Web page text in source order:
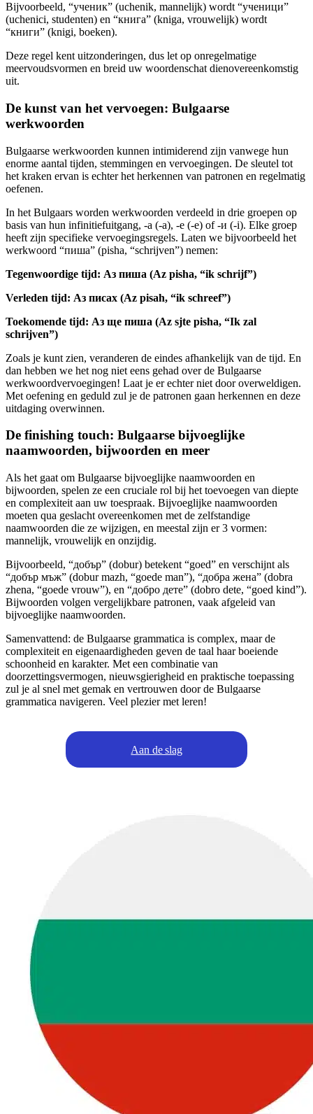
Bijvoorbeeld, “ученик” (uchenik, mannelijk) wordt “ученици”
(uchenici, studenten) en “книга” (kniga, vrouwelijk) wordt
“книги” (knigi, boeken).
Deze regel kent uitzonderingen, dus let op onregelmatige
meervoudsvormen en breid uw woordenschat dienovereenkomstig
uit.
De kunst van het vervoegen: Bulgaarse
werkwoorden
Bulgaarse werkwoorden kunnen intimiderend zijn vanwege hun
enorme aantal tijden, stemmingen en vervoegingen. De sleutel tot
het kraken ervan is echter het herkennen van patronen en regelmatig
oefenen.
In het Bulgaars worden werkwoorden verdeeld in drie groepen op
basis van hun infinitiefuitgang, -а (-a), -е (-е) of -и (-i). Elke groep
heeft zijn specifieke vervoegingsregels. Laten we bijvoorbeeld het
werkwoord “пиша” (pisha, “schrijven”) nemen:
Tegenwoordige tijd: Аз пиша (Az pisha, “ik schrijf”)
Verleden tijd: Аз писах (Az pisah, “ik schreef”)
Toekomende tijd: Аз ще пиша (Az sjte pisha, “Ik zal
schrijven”)
Zoals je kunt zien, veranderen de eindes afhankelijk van de tijd. En
dan hebben we het nog niet eens gehad over de Bulgaarse
werkwoordvervoegingen! Laat je er echter niet door overweldigen.
Met oefening en geduld zul je de patronen gaan herkennen en deze
uitdaging overwinnen.
De finishing touch: Bulgaarse bijvoeglijke
naamwoorden, bijwoorden en meer
Als het gaat om Bulgaarse bijvoeglijke naamwoorden en
bijwoorden, spelen ze een cruciale rol bij het toevoegen van diepte
en complexiteit aan uw toespraak. Bijvoeglijke naamwoorden
moeten qua geslacht overeenkomen met de zelfstandige
naamwoorden die ze wijzigen, en meestal zijn er 3 vormen:
mannelijk, vrouwelijk en onzijdig.
Bijvoorbeeld, “добър” (dobur) betekent “goed” en verschijnt als
“добър мъж” (dobur mazh, “goede man”), “добра жена” (dobra
zhena, “goede vrouw”), en “добро дете” (dobro dete, “goed kind”).
Bijwoorden volgen vergelijkbare patronen, vaak afgeleid van
bijvoeglijke naamwoorden.
Samenvattend: de Bulgaarse grammatica is complex, maar de
complexiteit en eigenaardigheden geven de taal haar boeiende
schoonheid en karakter. Met een combinatie van
doorzettingsvermogen, nieuwsgierigheid en praktische toepassing
zul je al snel met gemak en vertrouwen door de Bulgaarse
grammatica navigeren. Veel plezier met leren!
Aan de slag